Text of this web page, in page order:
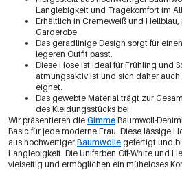
Langlebigkeit und Tragekomfort im
Erhältlich in Cremeweiß und
Garderobe.
Das geradlinige Design sorgt für
legeren Outfit passt.
Diese Hose ist ideal für Frühling und
atmungsaktiv ist und sich daher
eignet.
Das gewebte Material trägt zur
des Kleidungsstücks bei.
Wir präsentieren die Gimme Baumwoll-
Basic für jede moderne Frau. Diese lässige
aus hochwertiger Baumwolle gefertigt und
Langlebigkeit. Die Unifarben Off-White und
vielseitig und ermöglichen ein müheloses